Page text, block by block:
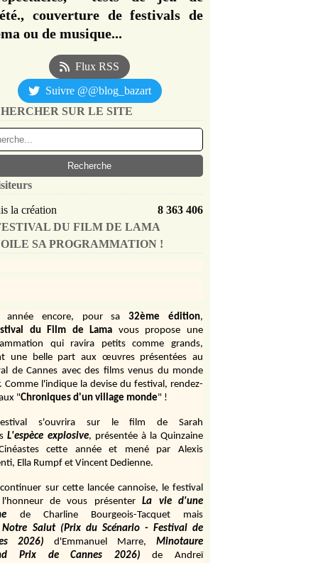
couverture de festivals de
ou de musique...
Flux RSS
Suivre @@blog_bazart
SUR LE SITE
la création
8 363 406
DU FILM DE LAMA
SA PROGRAMMATION !
année encore, pour sa 32ème édition,
du Film de Lama vous propose une
qui ravira petits comme grands,
une belle part aux œuvres présentées au
de Cannes avec des films venus du monde
Comme l'indique la devise du festival, rendez-
"Chroniques d'un village monde" !
s'ouvrira sur le film de Sarah
L'espèce explosive, présentée à la Quinzaine
cette année et mené par Alexis
Ella Rumpf et Vincent Dedienne.
sur cette lancée cannoise, le festival
de vous présenter
La vie d'une
de Charline Bourgeois-Tacquet
mais
Notre Salut (Prix du Scénario - Festival de
2026)
d'Emmanuel Marre,
Minotaure
Prix de Cannes 2026)
de Andreï